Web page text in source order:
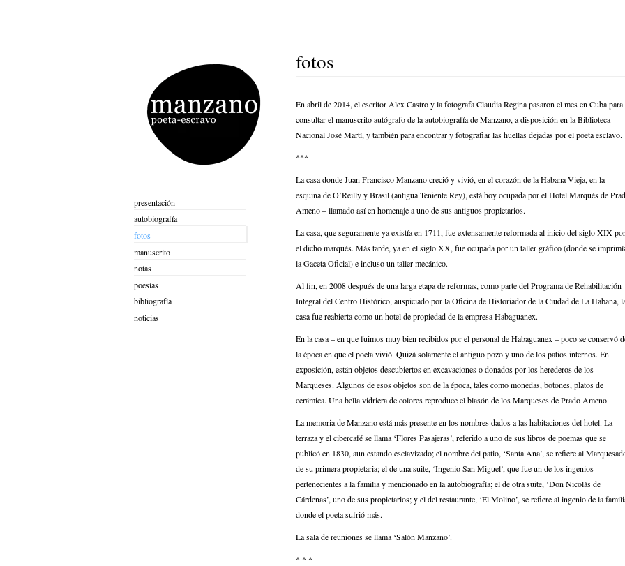
presentación
autobiografía
fotos
manuscrito
notas
poesías
bibliografía
noticias
fotos
En abril de 2014, el escritor Alex Castro y la fotografa Claudia Regina pasaron el mes en Cuba para
consultar el manuscrito autógrafo de la autobiografía de Manzano, a disposición en la Biblioteca
Nacional José Martí, y también para encontrar y fotografiar las huellas dejadas por el poeta esclavo.
***
La casa donde Juan Francisco Manzano creció y vivió, en el corazón de la Habana Vieja, en la
esquina de O’Reilly y Brasil (antigua Teniente Rey), está hoy ocupada por el Hotel Marqués de
Ameno – llamado así en homenaje a uno de sus antiguos propietarios.
La casa, que seguramente ya existía en 1711, fue extensamente reformada al inicio del siglo XIX por
el dicho marqués. Más tarde, ya en el siglo XX, fue ocupada por un taller gráfico (donde se
la Gaceta Oficial) e incluso un taller mecánico.
Al fin, en 2008 después de una larga etapa de reformas, como parte del Programa de Rehabilitación
Integral del Centro Histórico, auspiciado por la Oficina de Historiador de la Ciudad de La Habana,
casa fue reabierta como un hotel de propiedad de la empresa Habaguanex.
En la casa – en que fuimos muy bien recibidos por el personal de Habaguanex – poco se conservó
la época en que el poeta vivió. Quizá solamente el antiguo pozo y uno de los patios internos. En
exposición, están objetos descubiertos en excavaciones o donados por los herederos de los
Marqueses. Algunos de esos objetos son de la época, tales como monedas, botones, platos de
cerámica. Una bella vidriera de colores reproduce el blasón de los Marqueses de Prado Ameno.
La memoria de Manzano está más presente en los nombres dados a las habitaciones del hotel. La
terraza y el cibercafé se llama ‘Flores Pasajeras’, referido a uno de sus libros de poemas que se
publicó en 1830, aun estando esclavizado; el nombre del patio, ‘Santa Ana’, se refiere al
de su primera propietaria; el de una suite, ‘Ingenio San Miguel’, que fue un de los ingenios
pertenecientes a la familia y mencionado en la autobiografía; el de otra suite, ‘Don Nicolás de
Cárdenas’, uno de sus propietarios; y el del restaurante, ‘El Molino’, se refiere al ingenio de la
donde el poeta sufrió más.
La sala de reuniones se llama ‘Salón Manzano’.
* * *